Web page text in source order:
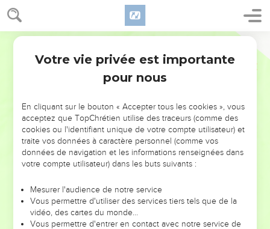
NE MANQUEZ PAS L’ÉVÉNEMENT
DE L’ANNÉE !
ET SI LEURS ERREURS POUVAIENT VOUS ÉVITER LES
VOTRES ?
leur foi ou leur vision. Mais on voit moins les doutes, les erreurs
et les saisons difficiles qu'ils ont traversés, alors même que ce
sont elles qui les ont façonnés.
Votre vie privée est importante
pour nous
En cliquant sur le bouton « Accepter tous les cookies », vous
acceptez que TopChrétien utilise des traceurs (comme des
cookies ou l'identifiant unique de votre compte utilisateur) et
traite vos données à caractère personnel (comme vos
données de navigation et les informations renseignées dans
votre compte utilisateur) dans les buts suivants :
Mesurer l'audience de notre service
Vous permettre d'utiliser des services tiers tels que de la
vidéo, des cartes du monde…
Vous permettre d'entrer en contact avec notre service de